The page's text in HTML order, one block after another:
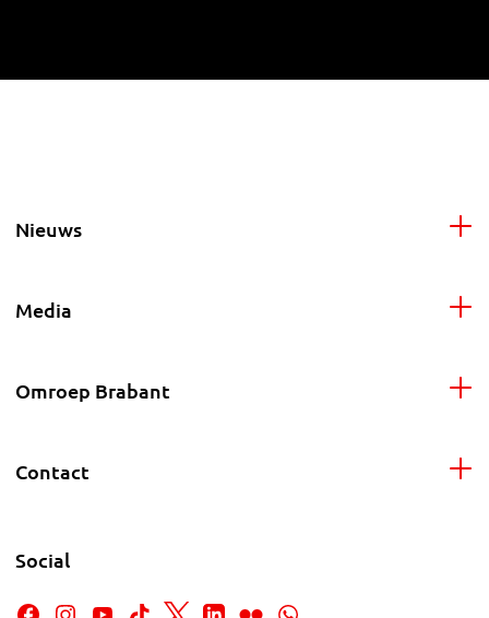
Nieuws
Media
Omroep Brabant
Contact
Social